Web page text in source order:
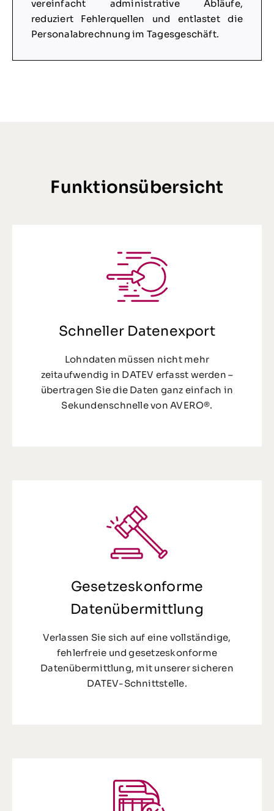
vereinfacht administrative Abläufe,
reduziert Fehlerquellen und entlastet die
Personalabrechnung im Tagesgeschäft.
Funktionsübersicht
Schneller Datenexport
Lohndaten müssen nicht mehr
zeitaufwendig in DATEV erfasst werden –
übertragen Sie die Daten ganz einfach in
Sekundenschnelle vonAVERO®.
Gesetzeskonforme
Datenübermittlung
Verlassen Sie sich auf eine vollständige,
fehlerfreie und gesetzeskonforme
Datenübermittlung, mit unserer sicheren
DATEV-Schnittstelle.